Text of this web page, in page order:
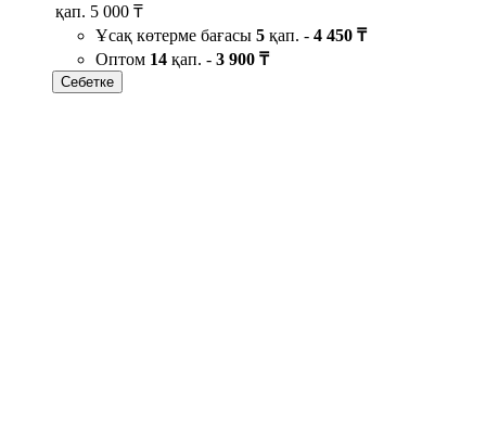
қап. 5 000 ₸
Ұсақ көтерме бағасы 5 қап. - 4 450 ₸
Оптом 14 қап. - 3 900 ₸
Себетке